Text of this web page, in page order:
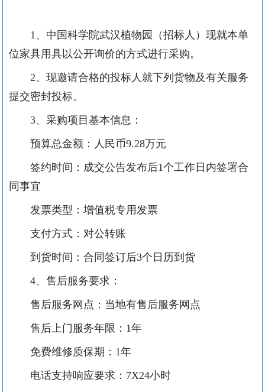
1 、中国科学院武汉植物园（招标人）现就本单
位家具用具以公开询价的方式进行采购。
2、现邀请合格的投标人就下列货物及有关服务
提交密封投标。
3、采购项目基本信息：
预算总金额：人民币9.28万元
签约时间：成交公告发布后1个工作日内签署合
同事宜
发票类型：增值税专用发票
支付方式：对公转账
到货时间：合同签订后3个日历到货
4、售后服务要求：
售后服务网点：当地有售后服务网点
售后上门服务年限： 1年
免费维修质保期： 1年
电话支持响应要求： 7X24小时